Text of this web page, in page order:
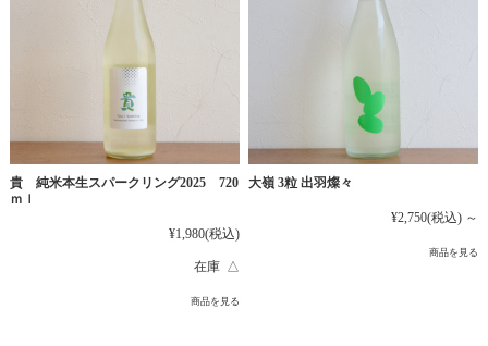
貴 純米本生スパークリング2025 720
ｍｌ
¥1,980(税込)
在庫 △
商品を見る
大嶺 3粒 出羽燦々
¥2,750(税込) ～
商品を見る